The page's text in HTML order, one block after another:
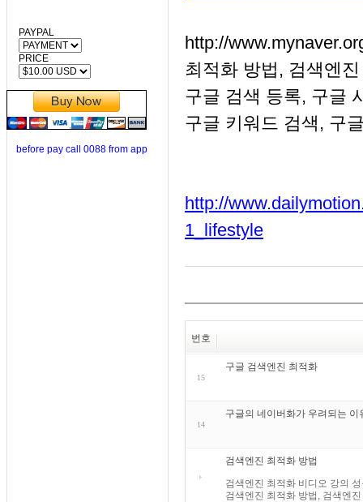
PAYPAL
PRICE
before pay call 0088 from app
http://
최적화 방법, 검색엔
구글 검색 등록, 구글
구글 키워드 검색, 구
http://
1_lifestyle
번호
15
구글 검색엔진 최적화
14
구글의 네이버화가 우려되는 이
검색엔진 최적화 방법
검색엔진 최적화 비디오 강의
검색엔진 최적화 방법, 검색엔